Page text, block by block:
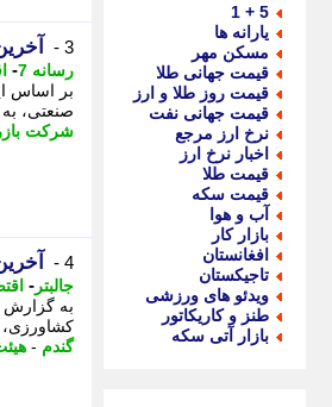
5 + 1
یارانه ها
مسکن مهر
قیمت جهانی طلا
قیمت روز طلا و ارز
قیمت جهانی نفت
نرخ ارز مرجع
اخبار نرخ ارز
قیمت طلا
قیمت سکه
آب و هوا
بازار کار
افغانستان
تاجیکستان
ویدئو های ورزشی
طنز و کاریکاتور
بازار آتی سکه
3 -
رسانه 7 -
بر اساس
صنعتی،
شرکت
4 -
جالبتر -
به گزارش
کشاورزی،
گندم -